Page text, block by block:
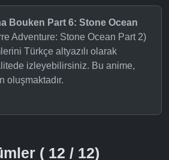
Bouken Part 6: Stone Ocean
Adventure: Stone Ocean Part 2)
Türkçe altyazılı olarak
izleyebilirsiniz. Bu anime,
oluşmaktadır.
( 12 / 12)